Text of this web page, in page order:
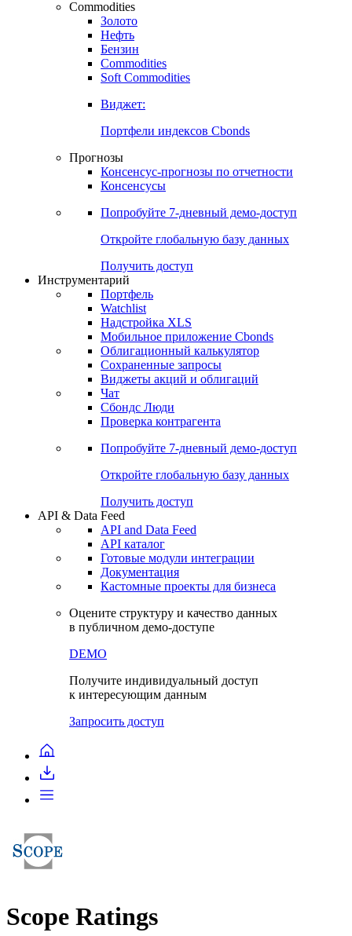
Commodities
Золото
Нефть
Бензин
Commodities
Soft Commodities
Виджет:
Портфели индексов Cbonds
Прогнозы
Консенсус-прогнозы по отчетности
Консенсусы
Попробуйте 7-дневный демо-доступ
Откройте глобальную базу данных
Получить доступ
Инструментарий
Портфель
Watchlist
Надстройка XLS
Мобильное приложение Cbonds
Облигационный калькулятор
Сохраненные запросы
Виджеты акций и облигаций
Чат
Сбондс Люди
Проверка контрагента
Попробуйте 7-дневный демо-доступ
Откройте глобальную базу данных
Получить доступ
API & Data Feed
API and Data Feed
API каталог
Готовые модули интеграции
Документация
Кастомные проекты для бизнеса
Оцените структуру и качество данных
в публичном демо-доступе
DEMO
Получите индивидуальный доступ
к интересующим данным
Запросить доступ
Scope Ratings